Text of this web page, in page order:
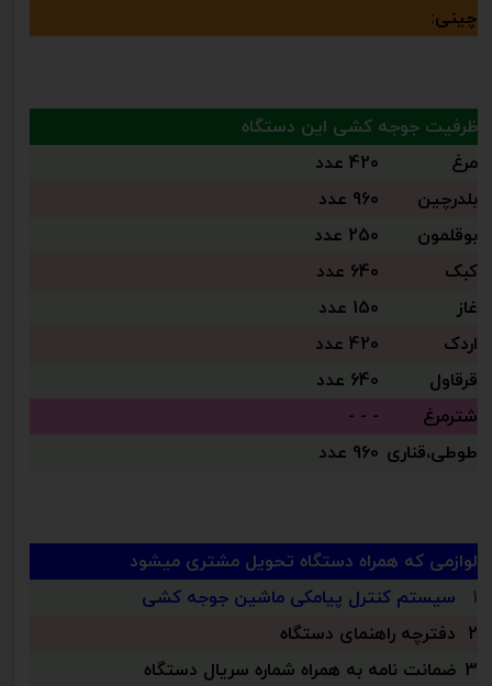
چینی:
ظرفیت جوجه کشی این دستگاه
مرغ
420 عدد
بلدرچین
960 عدد
بوقلمون
250 عدد
کبک
640 عدد
غاز
150 عدد
اردک
420 عدد
قرقاول
640 عدد
شترمرغ
- - -
طوطی،قناری 960 عدد
لوازمی که همراه دستگاه تحویل مشتری میشود
1
سیستم کنترل پیامکی ماشین جوجه کشی
2 دفترچه راهنمای دستگاه
3 ضمانت نامه به همراه شماره سریال دستگاه